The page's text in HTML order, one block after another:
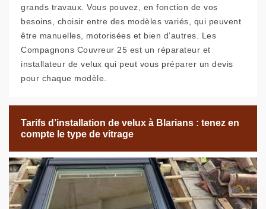
grands travaux. Vous pouvez, en fonction de vos
besoins, choisir entre des modèles variés, qui peuvent
être manuelles, motorisées et bien d’autres. Les
Compagnons Couvreur 25 est un réparateur et
installateur de velux qui peut vous préparer un devis
pour chaque modèle.
Tarifs d’installation de velux à Blarians : tenez en
compte le type de vitrage